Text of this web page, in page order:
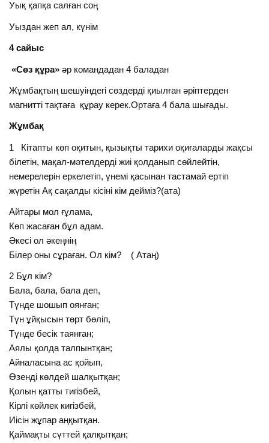
Уық қапқа салған соң
Уыздан жеп ал, күнім
4 сайыс
«Сөз құра» әр командадан 4 баладан
Жұмбақтың шешуіндегі сөздерді қиылған әріптерден
магнитті тақтаға құрау керек.Ортаға 4 бала шығады.
Жұмбақ
1 Кітапты көп оқитын, қызықты тарихи оқиғаларды жақсы
білетін, мақал-мәтелдерді жиі қолданып сөйлейтін,
немерелерін еркелетіп, үнемі қасынан тастамай ертіп
жүретін Ақ сақалды кісіні кім дейміз?(ата)
Айтары мол ғұлама,
Көп жасаған бұл адам.
Әкесі ол әкеңнің
Білер оны сұраған. Ол кім? ( Атаң)
2 Бұл кім?
Бала, бала, бала деп,
Түнде шошып оянған;
Түн ұйқысын төрт бөліп,
Түнде бесік таянған;
Аялы қолда талпынтқан;
Айналасына ас қойып,
Өзенді көлдей шалқытқан;
Қолын қатты тигізбей,
Кірлі көйлек кигізбей,
Иісін жұпар аңқытқан.
Қаймақты сүттей қалқытқан;